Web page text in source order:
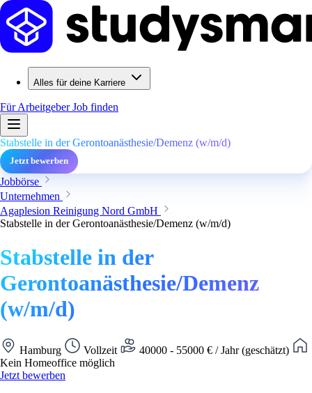
Alles für deine Karriere
Für ArbeitgeberJob finden
Stabstelle in der Gerontoanästhesie/Demenz (w/m/d)
Jetzt bewerben
Jobbörse
Unternehmen
Agaplesion Reinigung Nord GmbH
Stabstelle in der Gerontoanästhesie/Demenz (w/m/d)
Stabstelle in der
Gerontoanästhesie/Demenz
(w/m/d)
Hamburg Vollzeit
40000 - 55000 € / Jahr (geschätzt)
Kein Homeoffice möglich
Jetzt bewerben